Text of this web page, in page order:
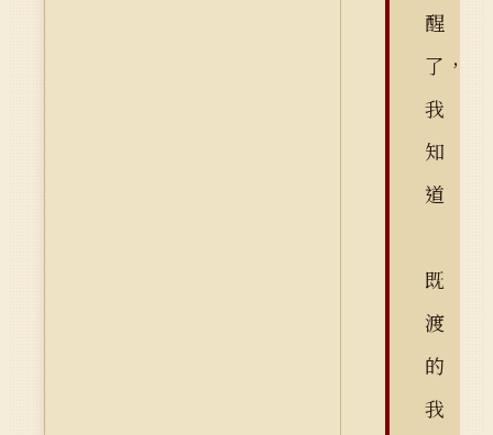
醒
了，
我
知
道
既
渡
的
我